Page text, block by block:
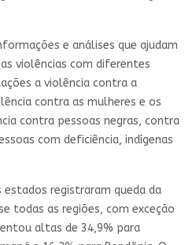
e análises que ajudam
violências com diferentes
a violência contra a
contra as mulheres e os
contra pessoas negras, contra
com deficiência, indígenas
estados registraram queda da
todas as regiões, com exceção
altas de 34,9% para